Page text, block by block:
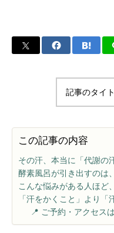
記事のタイ
この記事の内容
その汗、本当に「代謝の
酵素風呂が引き出すのは
こんな悩みがある人ほど
「汗をかくこと」より「
📍 ご予約・アクセス